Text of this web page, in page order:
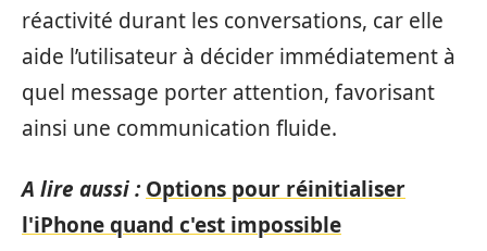
réactivité durant les conversations, car elle
aide l’utilisateur à décider immédiatement à
quel message porter attention, favorisant
ainsi une communication fluide.
A lire aussi : Options pour réinitialiser
l'iPhone quand c'est impossible